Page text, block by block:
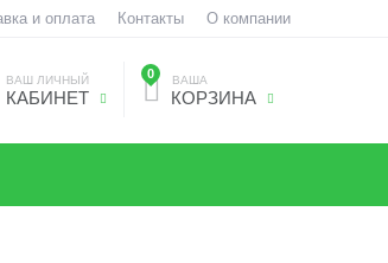
и оплата Контакты О компании
0 ВАША
КОРЗИНА
ВАШ ЛИЧНЫЙ
КАБИНЕТ